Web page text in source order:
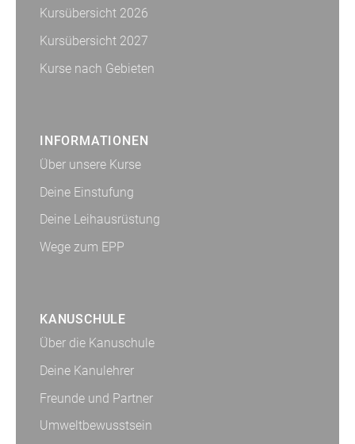
Kursübersicht 2026
Kursübersicht 2027
Kurse nach Gebieten
INFORMATIONEN
Über unsere Kurse
Deine Einstufung
Deine Leihausrüstung
Wege zum EPP
KANUSCHULE
Über die Kanuschule
Deine Kanulehrer
Freunde und Partner
Umweltbewusstsein